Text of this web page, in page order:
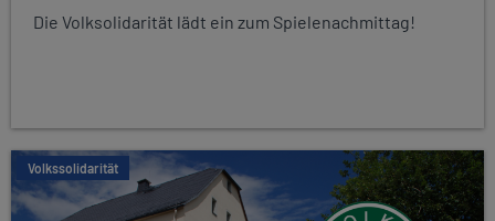
Die Volksolidarität lädt ein zum Spielenachmittag!
Volkssolidarität